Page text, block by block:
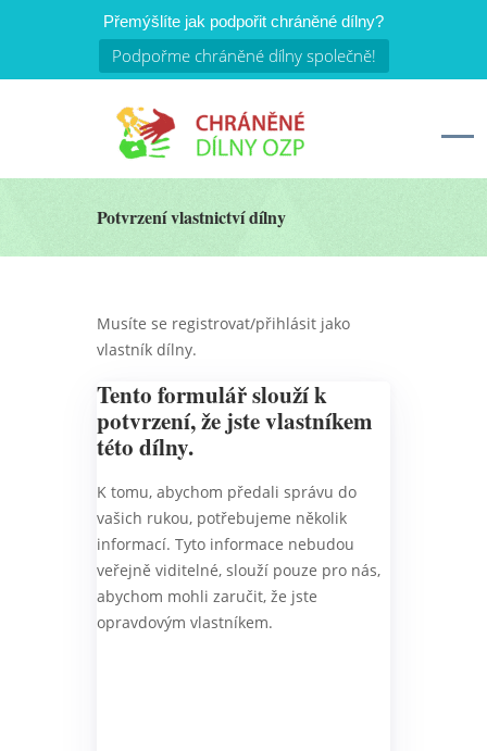
Přemýšlíte jak podpořit chráněné dílny?
Podpořme chráněné dílny společně!
Potvrzení vlastnictví dílny
Musíte se registrovat/přihlásit jako
vlastník dílny.
Tento formulář slouží k
potvrzení, že jste vlastníkem
této dílny.
K tomu, abychom předali správu do
vašich rukou, potřebujeme několik
informací. Tyto informace nebudou
veřejně viditelné, slouží pouze pro nás,
abychom mohli zaručit, že jste
opravdovým vlastníkem.